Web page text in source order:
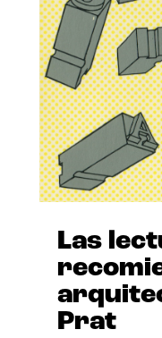
Las
Prat